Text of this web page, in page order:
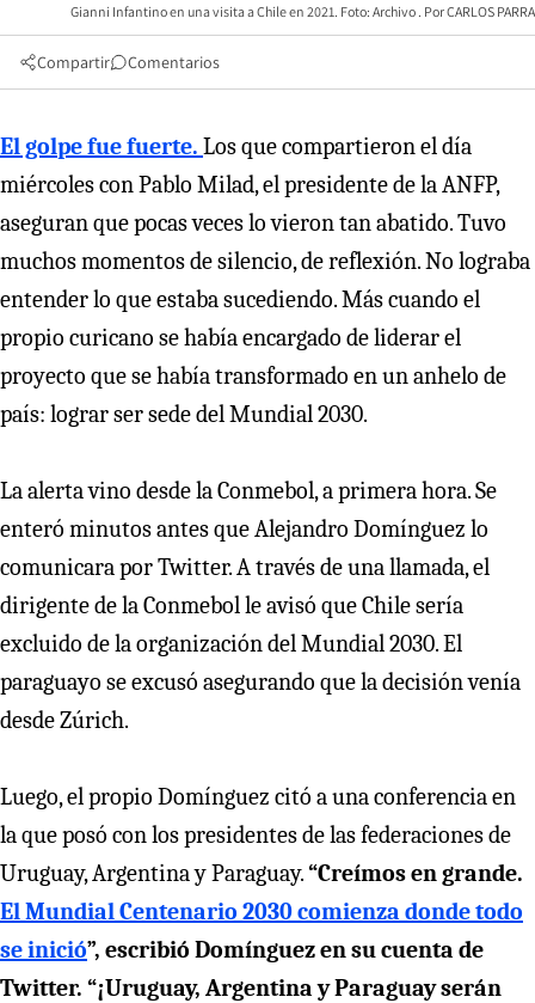
Gianni Infantino en una visita a Chile en 2021. Foto: Archivo CARLOS PARRA
Compartir Comentarios
El golpe fue fuerte. Los que compartieron el día
miércoles con Pablo Milad, el presidente de la ANFP,
aseguran que pocas veces lo vieron tan abatido. Tuvo
muchos momentos de silencio, de reflexión. No lograba
entender lo que estaba sucediendo. Más cuando el
propio curicano se había encargado de liderar el
proyecto que se había transformado en un anhelo de
país: lograr ser sede del Mundial 2030.
La alerta vino desde la Conmebol, a primera hora. Se
enteró minutos antes que Alejandro Domínguez lo
comunicara por Twitter. A través de una llamada, el
dirigente de la Conmebol le avisó que Chile sería
excluido de la organización del Mundial 2030. El
paraguayo se excusó asegurando que la decisión venía
desde Zúrich.
Luego, el propio Domínguez citó a una conferencia en
la que posó con los presidentes de las federaciones de
Uruguay, Argentina y Paraguay.“Creímos en grande.
El Mundial Centenario 2030 comienza donde todo
se inició”, escribió Domínguez en su cuenta de
Twitter. “¡Uruguay, Argentina y Paraguay serán